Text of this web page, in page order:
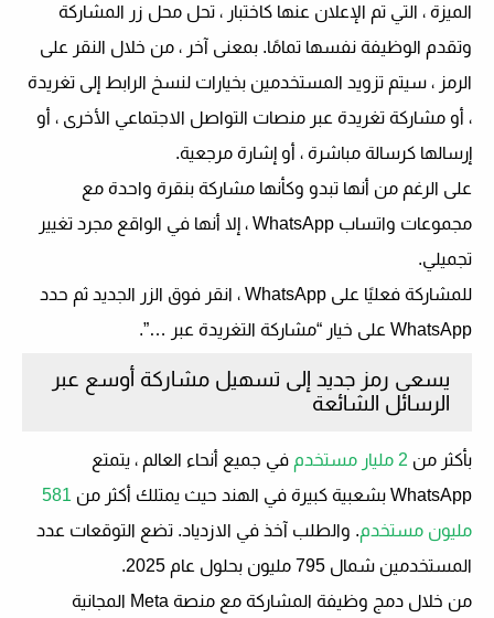
الميزة ، التي تم الإعلان عنها كاختبار ، تحل محل زر المشاركة
وتقدم الوظيفة نفسها تمامًا. بمعنى آخر ، من خلال النقر على
الرمز ، سيتم تزويد المستخدمين بخيارات لنسخ الرابط إلى تغريدة
، أو مشاركة تغريدة عبر منصات التواصل الاجتماعي الأخرى ، أو
إرسالها كرسالة مباشرة ، أو إشارة مرجعية.
على الرغم من أنها تبدو وكأنها مشاركة بنقرة واحدة مع
مجموعات واتساب WhatsApp ، إلا أنها في الواقع مجرد تغيير
تجميلي.
للمشاركة فعليًا على WhatsApp ، انقر فوق الزر الجديد ثم حدد
WhatsApp على خيار “مشاركة التغريدة عبر …”.
يسعى رمز جديد إلى تسهيل مشاركة أوسع عبر
الرسائل الشائعة
بأكثر من 2 مليار مستخدم
في جميع أنحاء العالم ، يتمتع
WhatsApp بشعبية كبيرة في الهند حيث يمتلك أكثر من
581
مليون مستخدم. والطلب آخذ في الازدياد. تضع التوقعات عدد
المستخدمين شمال 795 مليون بحلول عام 2025.
من خلال دمج وظيفة المشاركة مع منصة Meta المجانية